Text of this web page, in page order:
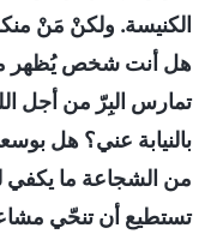
الكنيسة. ولكنْ مَنْ
هل أنت شخص يُظهر
تمارس البِرّ من أجل
بالنيابة عني؟ هل
من الشجاعة ما
تستطيع أن تنحّي